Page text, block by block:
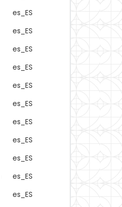
es_ES
es_ES
es_ES
es_ES
es_ES
es_ES
es_ES
es_ES
es_ES
es_ES
es_ES